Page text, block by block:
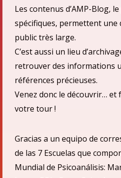
Les contenus d’AMP-Blog,
spécifiques, permettent une
public très large.
C’est aussi un lieu
retrouver des informations
références précieuses.
Venez donc le découvrir… et
votre tour !
Gracias a un equipo de
de las 7 Escuelas que
Mundial de Psicoanálisis: